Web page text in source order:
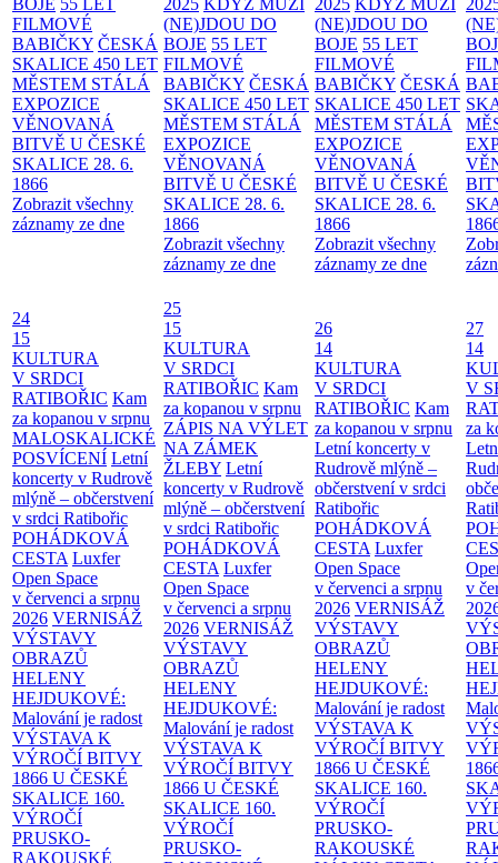
BOJE 55 LET
FILMOVÉ
BABIČKY ČESKÁ
SKALICE 450 LET
MĚSTEM STÁLÁ
EXPOZICE
VĚNOVANÁ
BITVĚ U ČESKÉ
SKALICE 28. 6.
1866
Zobrazit všechny
záznamy ze dne
2025 KDYŽ MUŽI
(NE)JDOU DO
BOJE 55 LET
FILMOVÉ
BABIČKY ČESKÁ
SKALICE 450 LET
MĚSTEM STÁLÁ
EXPOZICE
VĚNOVANÁ
BITVĚ U ČESKÉ
SKALICE 28. 6.
1866
Zobrazit všechny
záznamy ze dne
2025 KDYŽ MUŽI
(NE)JDOU DO
BOJE 55 LET
FILMOVÉ
BABIČKY ČESKÁ
SKALICE 450 LET
MĚSTEM STÁLÁ
EXPOZICE
VĚNOVANÁ
BITVĚ U ČESKÉ
SKALICE 28. 6.
1866
Zobrazit všechny
záznamy ze dne
24
15
KULTURA
V SRDCI
RATIBOŘIC Kam
za kopanou v srpnu
MALOSKALICKÉ
POSVÍCENÍ Letní
koncerty v Rudrově
mlýně – občerstvení
v srdci Ratibořic
POHÁDKOVÁ
CESTA Luxfer
Open Space
v červenci a srpnu
2026 VERNISÁŽ
VÝSTAVY
OBRAZŮ
HELENY
HEJDUKOVÉ:
Malování je radost
VÝSTAVA K
VÝROČÍ BITVY
1866 U ČESKÉ
SKALICE 160.
VÝROČÍ
PRUSKO-
RAKOUSKÉ
25
15
KULTURA
V SRDCI
RATIBOŘIC Kam
za kopanou v srpnu
ZÁPIS NA VÝLET
NA ZÁMEK
ŽLEBY Letní
koncerty v Rudrově
mlýně – občerstvení
v srdci Ratibořic
POHÁDKOVÁ
CESTA Luxfer
Open Space
v červenci a srpnu
2026 VERNISÁŽ
VÝSTAVY
OBRAZŮ
HELENY
HEJDUKOVÉ:
Malování je radost
VÝSTAVA K
VÝROČÍ BITVY
1866 U ČESKÉ
SKALICE 160.
VÝROČÍ
PRUSKO-
26
14
KULTURA
V SRDCI
RATIBOŘIC Kam
za kopanou v srpnu
Letní koncerty v
Rudrově mlýně –
občerstvení v srdci
Ratibořic
POHÁDKOVÁ
CESTA Luxfer
Open Space
v červenci a srpnu
2026 VERNISÁŽ
VÝSTAVY
OBRAZŮ
HELENY
HEJDUKOVÉ:
Malování je radost
VÝSTAVA K
VÝROČÍ BITVY
1866 U ČESKÉ
SKALICE 160.
VÝROČÍ
PRUSKO-
RAKOUSKÉ
27
14
V
za
v